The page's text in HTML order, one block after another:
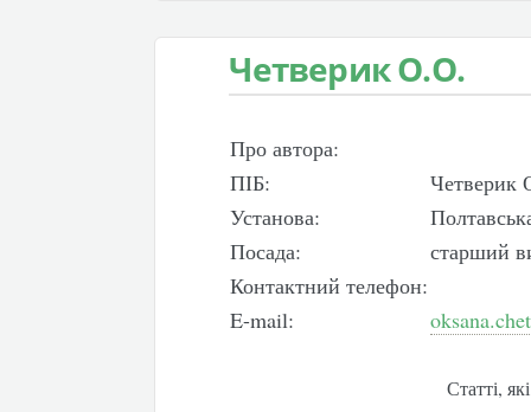
Четверик О.О.
Про автора:
ПІБ:
Четверик
Установа:
Посада:
старший
Контактний телефон:
E-mail:
Статті,